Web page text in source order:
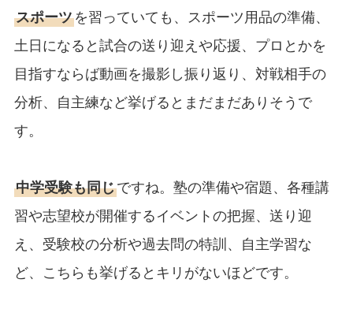
スポーツを習っていても、スポーツ用品の準備、
土日になると試合の送り迎えや応援、プロとかを
目指すならば動画を撮影し振り返り、対戦相手の
分析、自主練など挙げるとまだまだありそうで
す。
中学受験も同じですね。塾の準備や宿題、各種講
習や志望校が開催するイベントの把握、送り迎
え、受験校の分析や過去問の特訓、自主学習な
ど、こちらも挙げるとキリがないほどです。